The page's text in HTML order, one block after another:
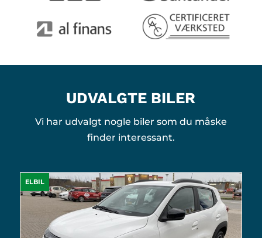
UDVALGTE BILER
Vi har udvalgt nogle biler som du måske
finder interessant.
ELBIL